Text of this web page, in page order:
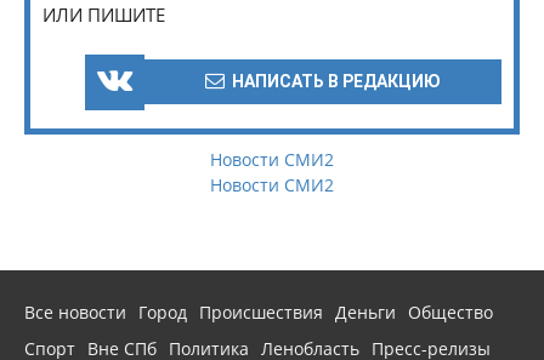
ИЛИ ПИШИТЕ
НАПИСАТЬ В РЕДАКЦИЮ
Новости СМИ2
Новости СМИ2
Все новости Город Происшествия Деньги
Общество
Спорт Вне СПб Политика Ленобласть Пресс-релизы